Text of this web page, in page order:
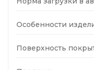
Особенности
Поверхность